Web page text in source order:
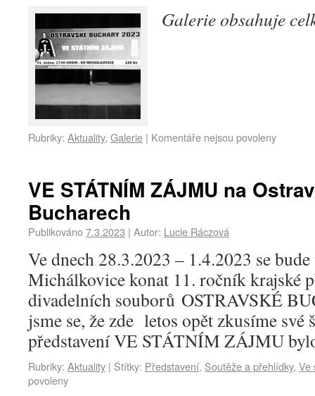
Galerie obsahuje
Rubriky: Aktuality, Galerie | Komentáře nejsou povoleny
VE STÁTNÍM ZÁJMU na
Bucharech
Publikováno7.3.2023 | Autor: Lucie Ráczová
Ve dnech 28.3.2023 – 1.4.2023 se
Michálkovice konat 11. ročník krajské
divadelních souborů OSTRAVSKÉ
jsme se, že zde letos opět zkusíme své
představení VE STÁTNÍM ZÁJMU
Rubriky: Aktuality | Štítky: Představení, Soutěže a přehlídky, Ve
povoleny